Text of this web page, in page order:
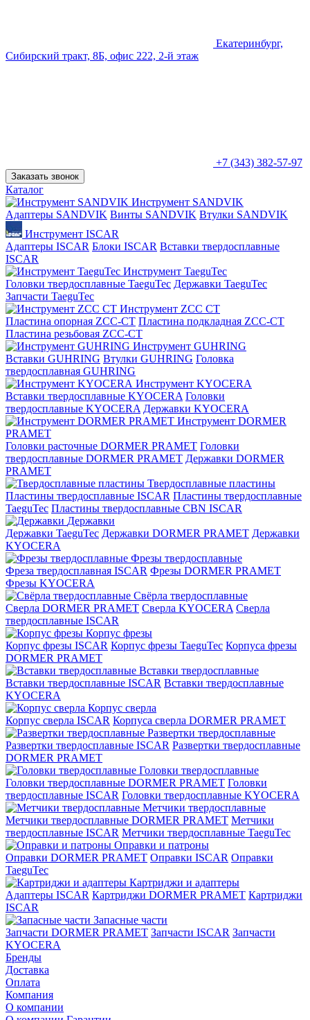
Екатеринбург,
Сибирский тракт, 8Б, офис 222, 2-й этаж
+7 (343) 382-57-97
Заказать звонок
Каталог
Инструмент SANDVIK
Адаптеры SANDVIK Винты SANDVIK Втулки SANDVIK
Инструмент ISCAR
Адаптеры ISCAR Блоки ISCAR Вставки твердосплавные
ISCAR
Инструмент TaeguTec
Головки твердосплавные TaeguTec Державки TaeguTec
Запчасти TaeguTec
Инструмент ZCС CT
Пластина опорная ZCC-CT Пластина подкладная ZCC-CT
Пластина резьбовая ZCC-CT
Инструмент GUHRING
Вставки GUHRING Втулки GUHRING Головка
твердосплавная GUHRING
Инструмент KYOCERA
Вставки твердосплавные KYOCERA Головки
твердосплавные KYOCERA Державки KYOCERA
Инструмент DORMER
PRAMET
Головки расточные DORMER PRAMET Головки
твердосплавные DORMER PRAMET Державки DORMER
PRAMET
Твердосплавные пластины
Пластины твердосплавные ISCAR Пластины твердосплавные
TaeguTec Пластины твердосплавные CBN ISCAR
Державки
Державки TaeguTec Державки DORMER PRAMET Державки
KYOCERA
Фрезы твердосплавные
Фреза твердосплавная ISCAR Фрезы DORMER PRAMET
Фрезы KYOCERA
Свёрла твердосплавные
Сверла DORMER PRAMET Сверла KYOCERA Сверла
твердосплавные ISCAR
Корпус фрезы
Корпус фрезы ISCAR Корпус фрезы TaeguTec Корпуса фрезы
DORMER PRAMET
Вставки твердосплавные
Вставки твердосплавные ISCAR Вставки твердосплавные
KYOCERA
Корпус сверла
Корпус сверла ISCAR Корпуса сверла DORMER PRAMET
Развертки твердосплавные
Развертки твердосплавные ISCAR Развертки твердосплавные
DORMER PRAMET
Головки твердосплавные
Головки твердосплавные DORMER PRAMET Головки
твердосплавные ISCAR Головки твердосплавные KYOCERA
Метчики твердосплавные
Метчики твердосплавные DORMER PRAMET Метчики
твердосплавные ISCAR Метчики твердосплавные TaeguTec
Оправки и патроны
Оправки DORMER PRAMET Оправки ISCAR Оправки
TaeguTec
Картриджи и адаптеры
Адаптеры ISCAR Картриджи DORMER PRAMET Картриджи
ISCAR
Запасные части
Запчасти DORMER PRAMET Запчасти ISCAR Запчасти
KYOCERA
Бренды
Доставка
Оплата
Компания
О компании